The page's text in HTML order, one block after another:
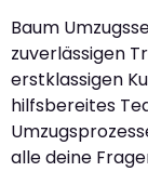
Baum
zuverlässigen
erstklassigen
hilfsbereites
alle deine